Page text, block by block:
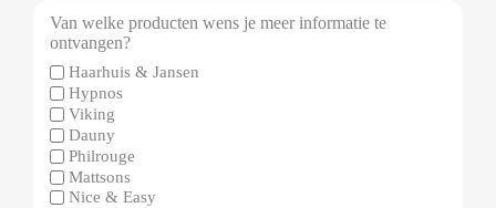
Van welke producten wens je meer informatie te
ontvangen?
Haarhuis & Jansen
Hypnos
Viking
Dauny
Philrouge
Mattsons
Nice & Easy